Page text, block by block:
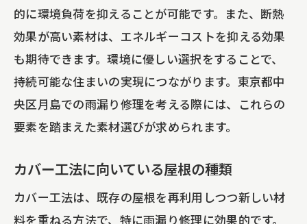
的に環境負荷を抑えることが可能です。また、断熱
効果が高い素材は、エネルギーコストを抑える効果
も期待できます。環境に優しい選択をすることで、
持続可能な住まいの実現につながります。東京都中
央区月島での雨漏り修理を考える際には、これらの
要素を踏まえた素材選びが求められます。
カバー工法に向いている屋根の種類
カバー工法は、既存の屋根を再利用しつつ新しい材
料を重ねる方法で、特に雨漏り修理に効果的です。